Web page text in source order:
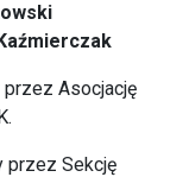
przez Asocjację
przez Sekcję